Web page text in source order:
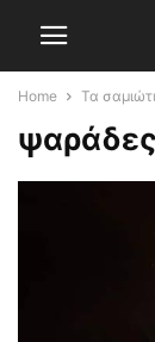
Home Τα